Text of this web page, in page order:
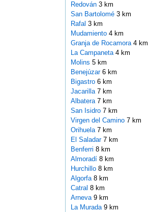
Redován 3 km
San Bartolomé 3 km
Rafal 3 km
Mudamiento 4 km
Granja de Rocamora 4 km
La Campaneta 4 km
Molins 5 km
Benejúzar 6 km
Bigastro 6 km
Jacarilla 7 km
Albatera 7 km
San Isidro 7 km
Virgen del Camino 7 km
Orihuela 7 km
El Saladar 7 km
Benferri 8 km
Almoradí 8 km
Hurchillo 8 km
Algorfa 8 km
Catral 8 km
Arneva 9 km
La Murada 9 km